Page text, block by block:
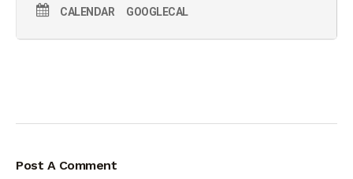
CALENDAR GOOGLECAL
Post A Comment